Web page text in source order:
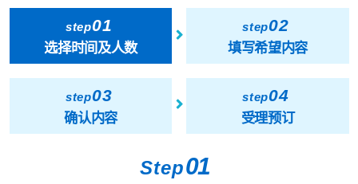
step01
选择时间及人数
step02
填写希望内容
step03
确认内容
step04
受理预订
Step01